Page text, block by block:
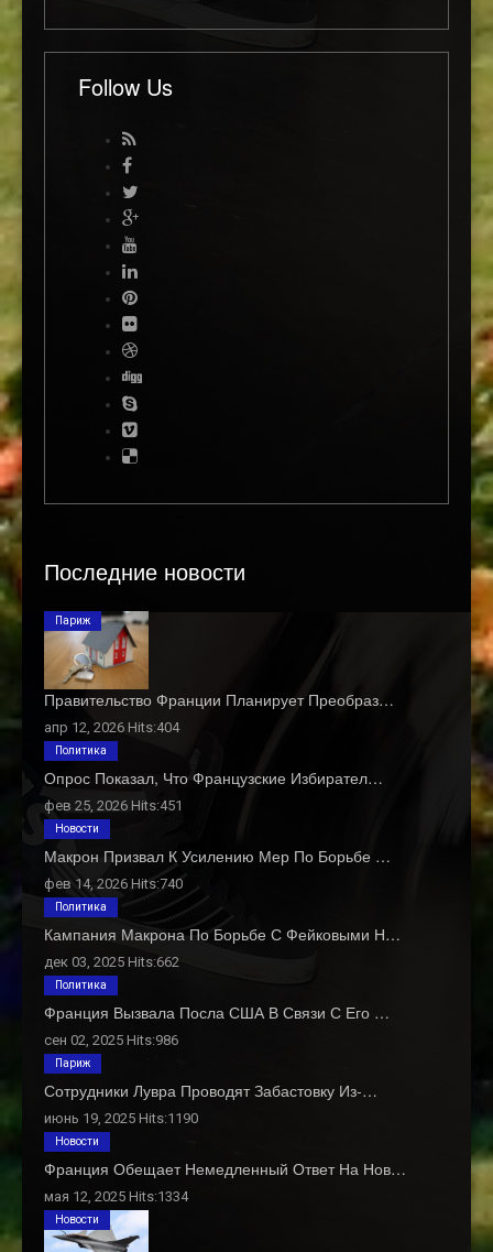
Follow Us
Последние новости
Правительство Франции Планирует Преобраз…
апр 12, 2026 Hits:404
Париж
Опрос Показал, Что Французские Избирател…
фев 25, 2026 Hits:451
Политика
Макрон Призвал К Усилению Мер По Борьбе …
фев 14, 2026 Hits:740
Новости
Кампания Макрона По Борьбе С Фейковыми Н…
дек 03, 2025 Hits:662
Политика
Франция Вызвала Посла США В Связи С Его …
сен 02, 2025 Hits:986
Политика
Сотрудники Лувра Проводят Забастовку Из-…
июнь 19, 2025 Hits:1190
Париж
Франция Обещает Немедленный Ответ На Нов…
мая 12, 2025 Hits:1334
Новости
Новости